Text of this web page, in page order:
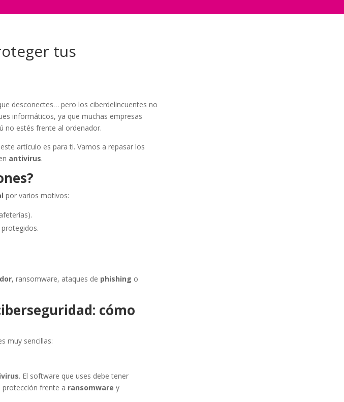
tus
desconectes… pero los ciberdelincuentes no
informáticos, ya que muchas empresas
no estés frente al ordenador.
artículo es para ti. Vamos a repasar los
antivirus.
por varios motivos:
, ransomware, ataques de phishing o
cómo
muy sencillas:
. El software que uses debe tener
frente a ransomware y